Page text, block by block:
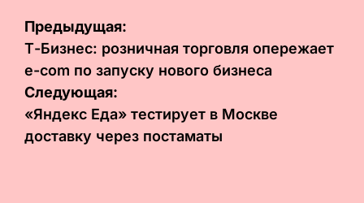
Навигация
по
записям
Предыдущая:
Т-Бизнес: розничная торговля опережает
e-com по запуску нового бизнеса
Следующая:
«Яндекс Еда» тестирует в Москве
доставку через постаматы